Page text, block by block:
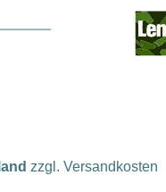
zzgl. Versandkosten